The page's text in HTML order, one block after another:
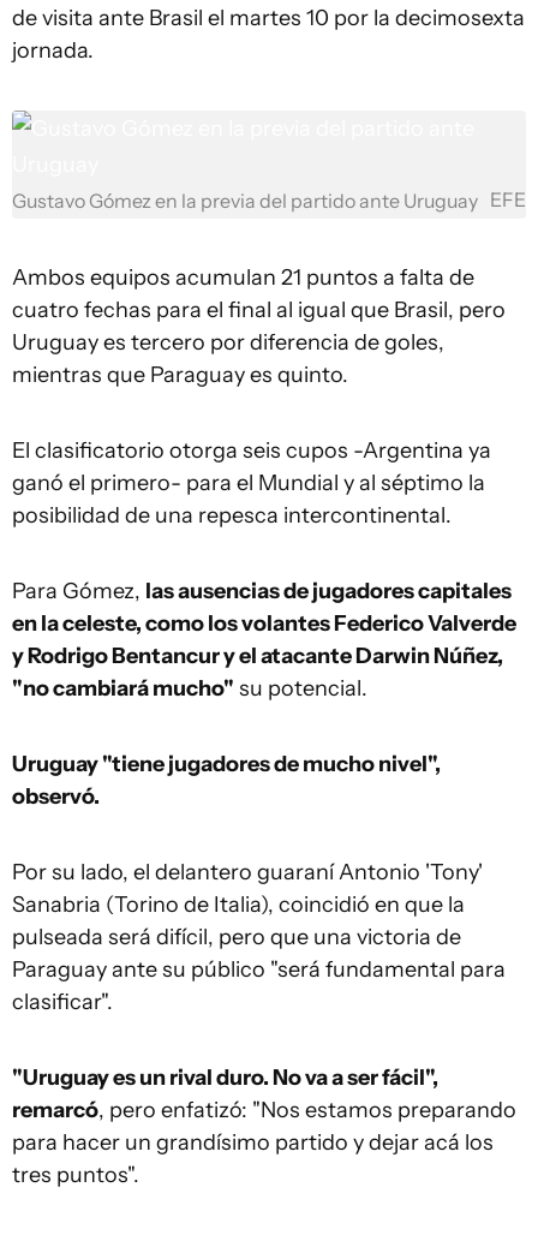
de visita ante Brasil el martes 10 por la decimosexta
jornada.
Gustavo Gómez en la previa del partido ante Uruguay EFE
Ambos equipos acumulan 21 puntos a falta de
cuatro fechas para el final al igual que Brasil, pero
Uruguay es tercero por diferencia de goles,
mientras que Paraguay es quinto.
El clasificatorio otorga seis cupos -Argentina ya
ganó el primero- para el Mundial y al séptimo la
posibilidad de una repesca intercontinental.
Para Gómez, las ausencias de jugadores capitales
en la celeste, como los volantes Federico Valverde
y Rodrigo Bentancur y el atacante Darwin Núñez,
"no cambiará mucho" su potencial.
Uruguay "tiene jugadores de mucho nivel",
observó.
Por su lado, el delantero guaraní Antonio 'Tony'
Sanabria (Torino de Italia), coincidió en que la
pulseada será difícil, pero que una victoria de
Paraguay ante su público "será fundamental para
clasificar".
"Uruguay es un rival duro. No va a ser fácil",
remarcó, pero enfatizó: "Nos estamos preparando
para hacer un grandísimo partido y dejar acá los
tres puntos".